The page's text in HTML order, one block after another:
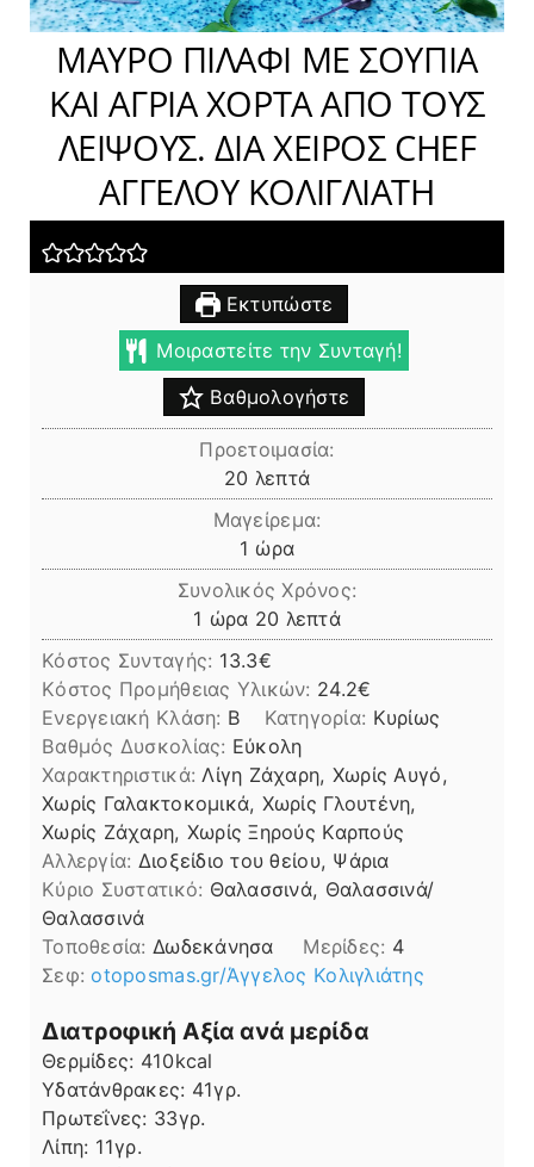
ΜΑΥΡΟ ΠΙΛΑΦΙ ΜΕ ΣΟΥΠΙΑ
ΚΑΙ ΑΓΡΙΑ ΧΟΡΤΑ ΑΠΟ ΤΟΥΣ
ΛΕΙΨΟΥΣ. ΔΙΑ ΧΕΙΡΟΣ CHEF
ΑΓΓΕΛΟΥ ΚΟΛΙΓΛΙΑΤΗ
Εκτυπώστε
Μοιραστείτε την Συνταγή!
Βαθμολογήστε
Προετοιμασία:
20 λεπτά
λεπτά
Μαγείρεμα:
1 ώρα
ώρα
Συνολικός Χρόνος:
1 ώρα
ώρα 20 λεπτά
λεπτά
Κόστος Συνταγής: 13.3€
Kόστος Προμήθειας Υλικών: 24.2
Ενεργειακή Κλάση: B Κατηγορία: Κυρίως
Βαθμός Δυσκολίας: Εύκολη
Χαρακτηριστικά: Λίγη Ζάχαρη, Χωρίς Αυγό,
Χωρίς Γαλακτοκομικά, Χωρίς Γλουτένη,
Χωρίς Ζάχαρη, Χωρίς Ξηρούς Καρπούς
Αλλεργία: Διοξείδιο του θείου, Ψάρια
Kύριο Συστατικό: Θαλασσινά, Θαλασσινά/
Θαλασσινά
Τοποθεσία: Δωδεκάνησα Μερίδες: 4
Σεφ:otoposmas.gr/Άγγελος Κολιγλιάτης
Διατροφική Αξία ανά μερίδα
Θερμίδες: 410kcal
Υδατάνθρακες: 41γρ.
Πρωτεΐνες: 33γρ.
Λίπη
Λίπη: 11γρ.